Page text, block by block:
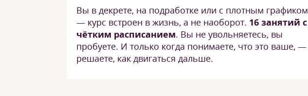
Вы в декрете, на подработке или с плотным графиком
— курс встроен в жизнь, а не наоборот. 16 занятий с
чётким расписанием. Вы не увольняетесь, вы
пробуете. И только когда понимаете, что это ваше, —
решаете, как двигаться дальше.